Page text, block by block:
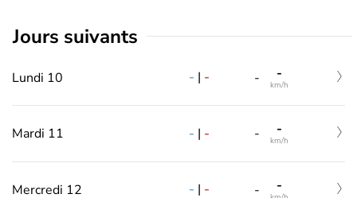
jours suivants
Lundi 10 - | - - -
km/h
Mardi 11 - | - - -
km/h
Mercredi 12 - | - - -